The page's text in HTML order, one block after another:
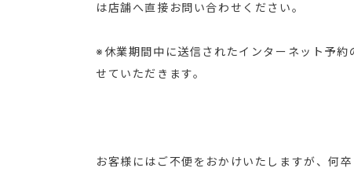
は店舗へ直接お問い合わせください。
※休業期間中に送信されたインターネット予
せていただきます。
お客様にはご不便をおかけいたしますが、何